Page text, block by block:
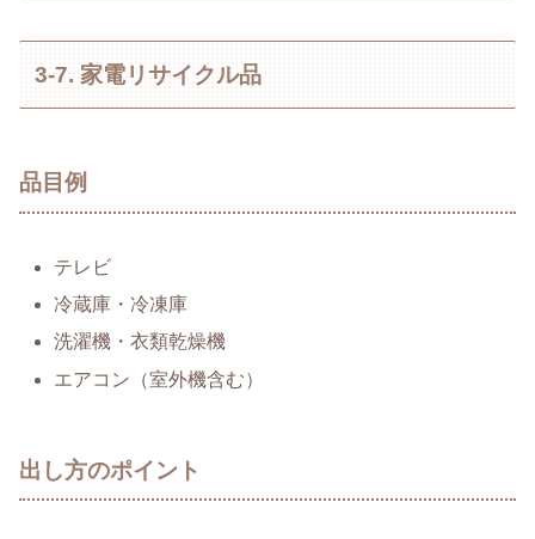
3-7. 家電リサイクル品
品目例
テレビ
冷蔵庫・冷凍庫
洗濯機・衣類乾燥機
エアコン（室外機含む）
出し方のポイント